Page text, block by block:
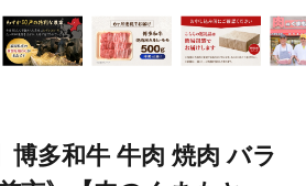
博多和牛 牛肉 焼肉 バラ